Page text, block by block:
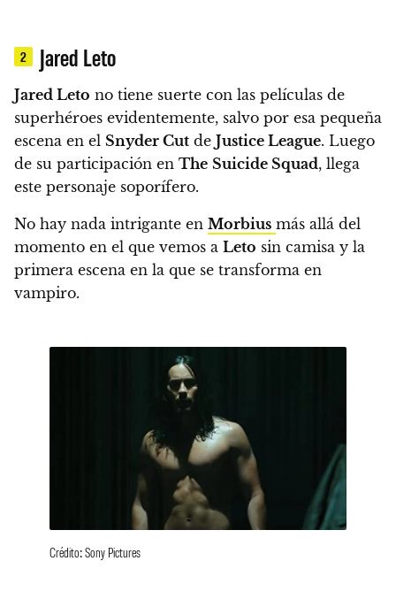
2 Jared Leto
Jared Leto no tiene suerte con las películas de
superhéroes evidentemente, salvo por esa pequeña
escena en el Snyder Cut de Justice League. Luego
de su participación en The Suicide Squad, llega
este personaje soporífero.
No hay nada intrigante en Morbius más allá del
momento en el que vemos a Leto sin camisa y la
primera escena en la que se transforma en
vampiro.
Crédito: Sony Pictures